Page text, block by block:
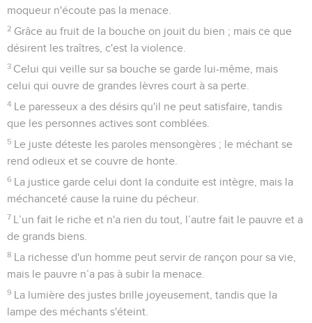
moqueur n'écoute pas la menace.
2 Grâce au fruit de la bouche on jouit du bien ; mais ce que
désirent les traîtres, c'est la violence.
3 Celui qui veille sur sa bouche se garde lui-même, mais
celui qui ouvre de grandes lèvres court à sa perte.
4 Le paresseux a des désirs qu'il ne peut satisfaire, tandis
que les personnes actives sont comblées.
5 Le juste déteste les paroles mensongères ; le méchant se
rend odieux et se couvre de honte.
6 La justice garde celui dont la conduite est intègre, mais la
méchanceté cause la ruine du pécheur.
7 L’un fait le riche et n'a rien du tout, l’autre fait le pauvre et a
de grands biens.
8 La richesse d'un homme peut servir de rançon pour sa vie,
mais le pauvre n’a pas à subir la menace.
9 La lumière des justes brille joyeusement, tandis que la
lampe des méchants s'éteint.